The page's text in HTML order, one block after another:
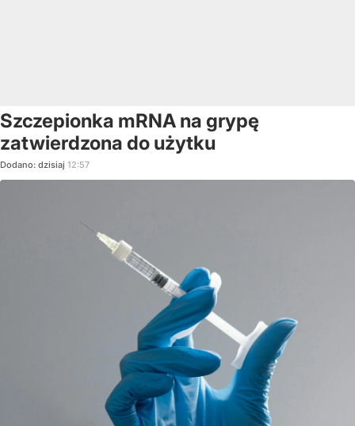
Szczepionka mRNA na grypę
zatwierdzona do użytku
Dodano: dzisiaj 12:57